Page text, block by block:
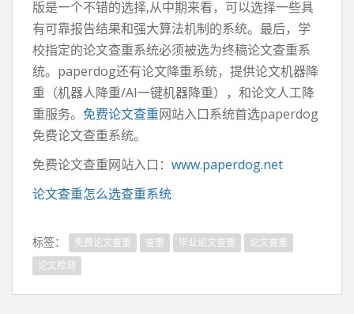
版是一个不错的选择,从中期来看，可以选择一些具
有可靠报告结果和强大算法机制的系统。最后，学
校指定的论文查重系统必须被选为终稿论文查重系
统。paperdog还有论文降重系统，提供论文机器降
重（机器人降重/AI一键机器降重），和论文人工降
重服务。 免费论文查重网站入口系统首选paperdog
免费论文查重系统。
免费论文查重网站入口： www.paperdog.net
论文查重怎么选查重系统
标签： 免费论文查重 查重 毕业论文查重
论文查重
论文检测